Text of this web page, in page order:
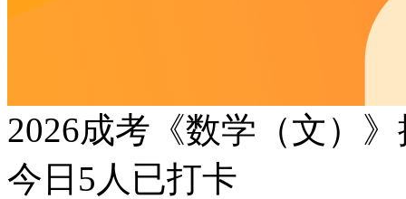
2026成考《数学（文）
今日 5 人已打卡